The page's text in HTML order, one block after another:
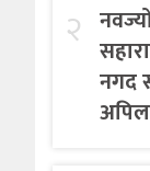
२
नगद
अपिल